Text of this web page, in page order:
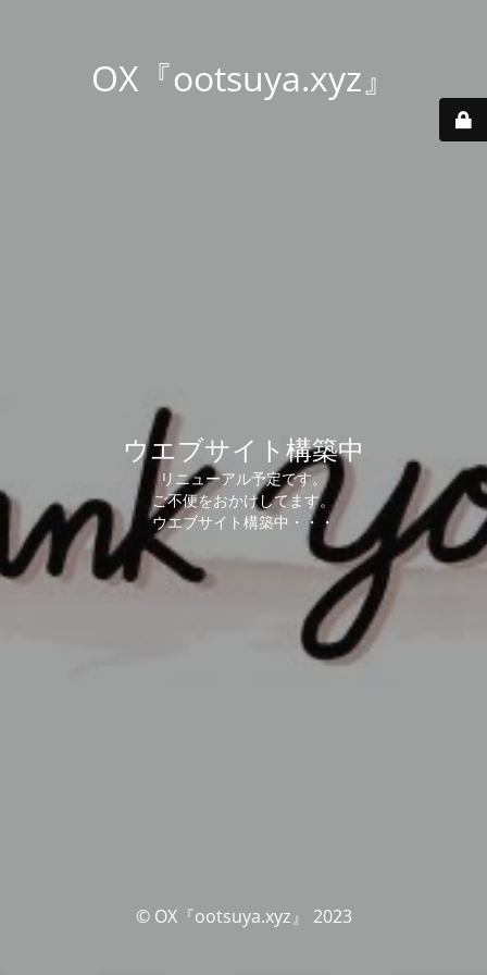
OX『ootsuya.xyz』
ウエブサイト構築中
リニューアル予定です。
ご不便をおかけしてます。
ウエブサイト構築中・・・
© OX『ootsuya.xyz』 2023